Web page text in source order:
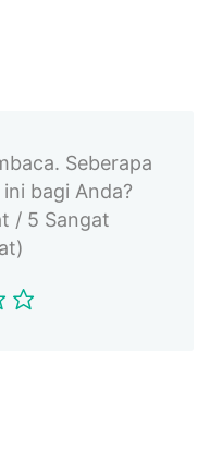
Seberapa
bagi Anda?
/ 5 Sangat